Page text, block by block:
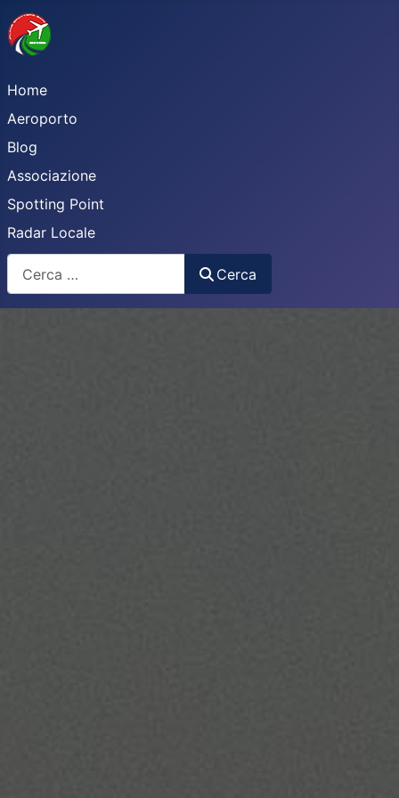
Home
Aeroporto
Blog
Associazione
Spotting Point
Radar Locale
Cerca